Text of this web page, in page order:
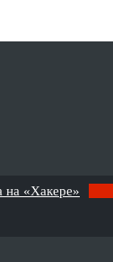
на «Хакере»